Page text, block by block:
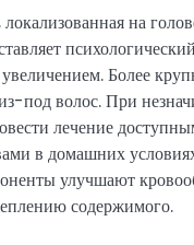
на
Более
под волос. При
лечение
в домашних
улучшают
содержимого.